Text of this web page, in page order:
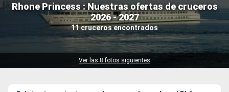
Rhone Princess : Nuestras ofertas de cruceros
2026 - 2027
11 cruceros encontrados
Ver las 8 fotos siguientes
Nuestros destinos
Fecha de salida